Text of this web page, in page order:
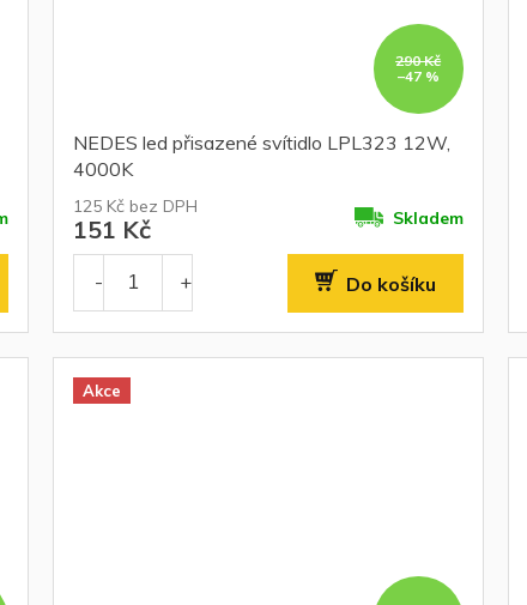
290 Kč
–47 %
NEDES led přisazené svítidlo LPL323 12W,
4000K
125 Kč bez DPH
151 Kč Skladem
Do košíku
Akce